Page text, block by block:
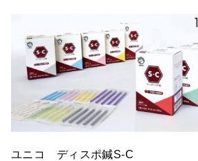
ユニコ ディスポ鍼S-C